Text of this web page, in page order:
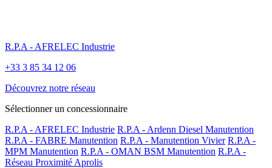
R.P.A - AFRELEC Industrie
+33 3 85 34 12 06
Découvrez notre réseau
Sélectionner un concessionnaire
R.P.A - AFRELEC Industrie R.P.A - Ardenn Diesel Manutention
R.P.A - FABRE Manutention R.P.A - Manutention Vivier R.P.A -
MPM Manutention R.P.A - OMAN BSM Manutention R.P.A -
Réseau Proximité Aprolis